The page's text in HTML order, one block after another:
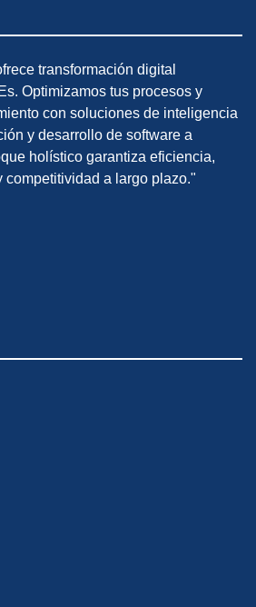
transformación digital
Optimizamos tus procesos y
con soluciones de inteligencia
y desarrollo de software a
holístico garantiza eficiencia,
competitividad a largo plazo."